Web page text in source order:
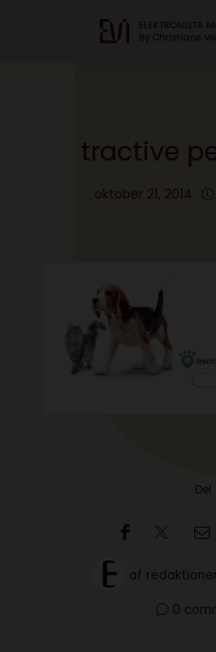
tractive
oktober 21, 2014
Del
af
0